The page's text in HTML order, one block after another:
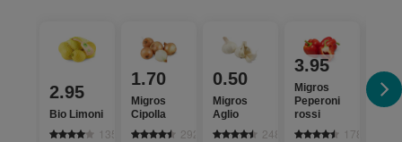
2.95
Bio Limoni
1351
1.70
Migros
Cipolla
2924
0.50
Migros
Aglio
2485
3.95
Migros
Peperoni
rossi
1781